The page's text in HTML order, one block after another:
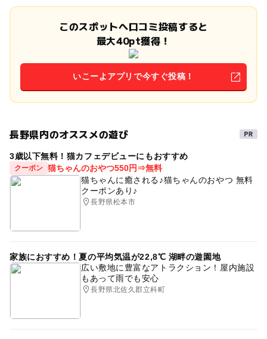
このスポットへ口コミ投稿すると
最大40pt獲得！
いこーよアプリで今すぐ投稿！
長野県内のオススメの遊び
3歳以下無料！猫カフェデビューにもおすすめ
クーポン 猫ちゃんのおやつ550円⇒無料
猫ちゃんに癒される♪猫ちゃんのおやつ 無料
クーポンあり♪
長野県松本市
家族におすすめ！夏の平均気温が22,8℃ 湖畔の遊園地
広い敷地に豊富なアトラクション！屋内施設
もあって雨でも安心
長野県北佐久郡立科町